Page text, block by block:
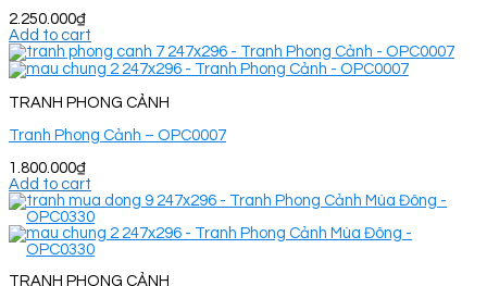
2.250.000₫
Add to cart
TRANH PHONG CẢNH
Tranh Phong Cảnh – OPC0007
1.800.000₫
Add to cart
TRANH PHONG CẢNH